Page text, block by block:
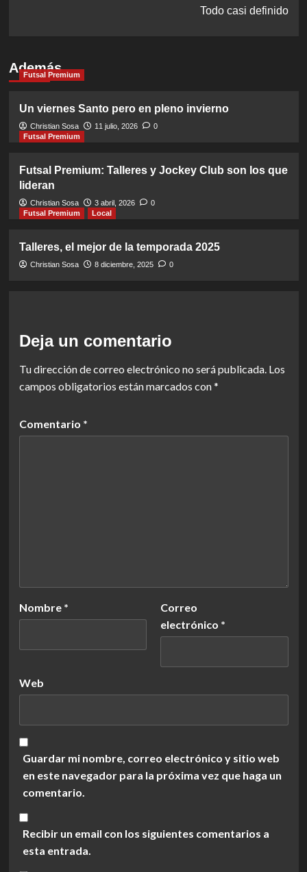
Todo casi definido
Además
Futsal Premium
Un viernes Santo pero en pleno invierno
Christian Sosa 11 julio, 2026
0
Futsal Premium
Futsal Premium: Talleres y Jockey Club son los que
lideran
Christian Sosa 3 abril, 2026
0
Futsal Premium
Local
Talleres, el mejor de la temporada 2025
Christian Sosa 8 diciembre, 2025 0
Deja un comentario
Tu dirección de correo electrónico no será publicada. Los
campos obligatorios están marcados con*
Comentario *
Nombre *
Correo
electrónico *
Web
Guardar mi nombre, correo electrónico y sitio web
en este navegador para la próxima vez que haga un
comentario.
Recibir un email con los siguientes comentarios a
esta entrada.